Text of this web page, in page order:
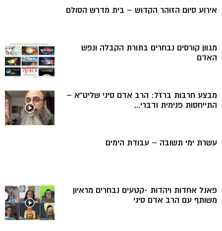
אירוע סיום הזוהר הקדוש – בית מדרש הסולם
מגוון קורסים נבחרים בתורת הקבלה ונפש
האדם
מבצע חרבות ברזל: הרב אדם סיני שליט”א –
התייחסות פנימית ודברי...
עשרת ימי תשובה – עבודת הימים
פאנל אחדות ויהדות -קטעים נבחרים מראיון
משותף עם הרב אדם סיני